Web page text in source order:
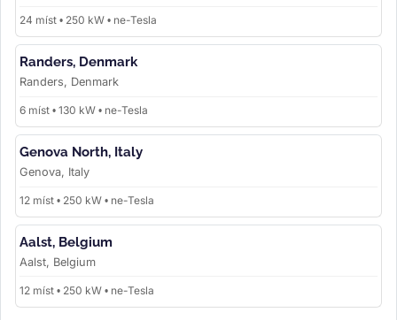
24 míst • 250 kW • ne-Tesla
Randers, Denmark
Randers, Denmark
6 míst • 130 kW • ne-Tesla
Genova North, Italy
Genova, Italy
12 míst • 250 kW • ne-Tesla
Aalst, Belgium
Aalst, Belgium
12 míst • 250 kW • ne-Tesla